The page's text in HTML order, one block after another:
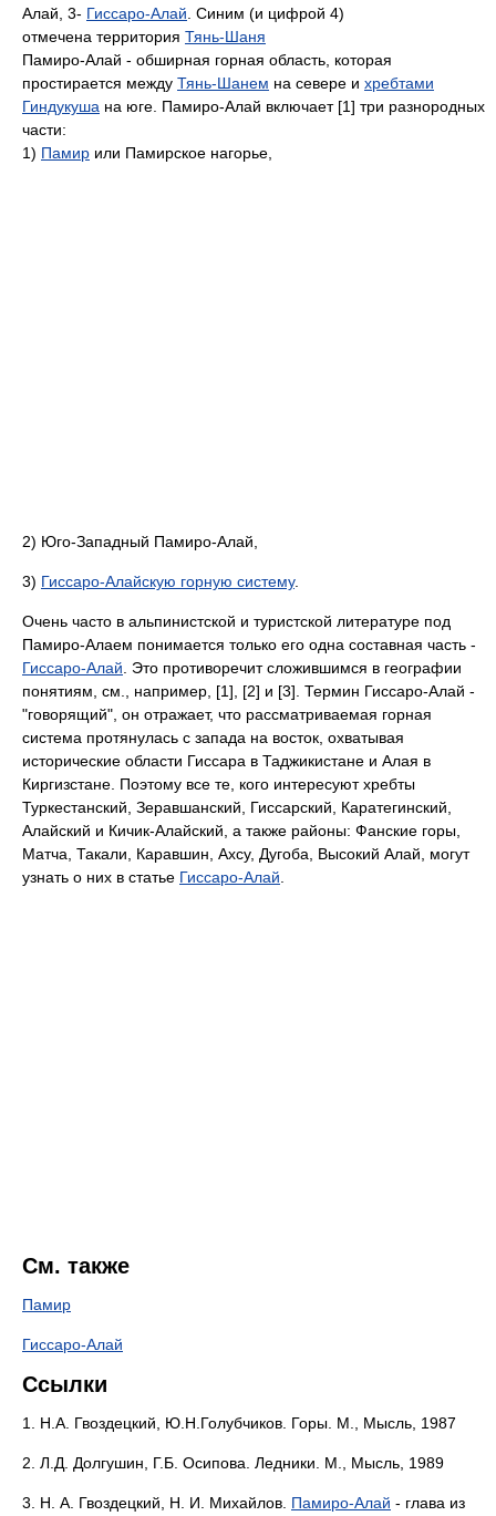
Алай, 3- Гиссаро-Алай . Синим (и цифрой 4)
отмечена территория Тянь-Шаня
Памиро-Алай - обширная горная область, которая
простирается между Тянь-Шанем на севере и хребтами
Гиндукуша на юге. Памиро-Алай включает [1] три разнородных
части:
1) Памир или Памирское нагорье,
2) Юго-Западный Памиро-Алай,
3) Гиссаро-Алайскую горную систему.
Очень часто в альпинистской и туристской литературе под
Памиро-Алаем понимается только его одна составная часть -
Гиссаро-Алай . Это противоречит сложившимся в географии
понятиям, см., например, [1], [2] и [3]. Термин Гиссаро-Алай -
"говорящий", он отражает, что рассматриваемая горная
система протянулась с запада на восток, охватывая
исторические области Гиссара в Таджикистане и Алая в
Киргизстане. Поэтому все те, кого интересуют хребты
Туркестанский, Зеравшанский, Гиссарский, Каратегинский,
Алайский и Кичик-Алайский, а также районы: Фанские горы,
Матча, Такали, Каравшин, Ахсу, Дугоба, Высокий Алай, могут
узнать о них в статье Гиссаро-Алай
См. также
Памир
Гиссаро-Алай
Ссылки
1. Н.А. Гвоздецкий, Ю.Н.Голубчиков. Горы. М., Мысль, 1987
2. Л.Д. Долгушин, Г.Б. Осипова. Ледники. М., Мысль, 1989
3. Н. А. Гвоздецкий, Н. И. Михайлов. Памиро-Алай - глава из